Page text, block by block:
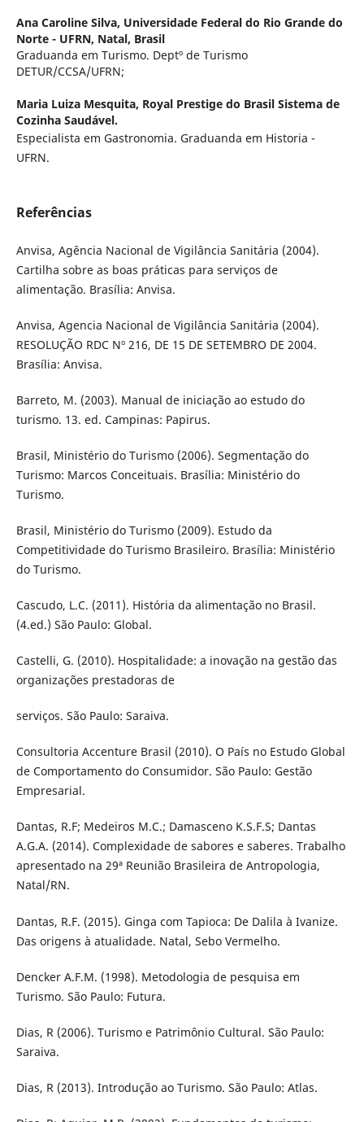
Ana Caroline Silva, Universidade Federal do Rio Grande do
Norte - UFRN, Natal, Brasil
Graduanda em Turismo. Deptº de Turismo
DETUR/CCSA/UFRN;
Maria Luiza Mesquita, Royal Prestige do Brasil Sistema de
Cozinha Saudável.
Especialista em Gastronomia. Graduanda em Historia -
UFRN.
Referências
Anvisa, Agência Nacional de Vigilância Sanitária (2004).
Cartilha sobre as boas práticas para serviços de
alimentação. Brasília: Anvisa.
Anvisa, Agencia Nacional de Vigilância Sanitária (2004).
RESOLUÇÃO RDC Nº 216, DE 15 DE SETEMBRO DE 2004.
Brasília: Anvisa.
Barreto, M. (2003). Manual de iniciação ao estudo do
turismo. 13. ed. Campinas: Papirus.
Brasil, Ministério do Turismo (2006). Segmentação do
Turismo: Marcos Conceituais. Brasília: Ministério do
Turismo.
Brasil, Ministério do Turismo (2009). Estudo da
Competitividade do Turismo Brasileiro. Brasília: Ministério
do Turismo.
Cascudo, L.C. (2011). História da alimentação no Brasil.
(4.ed.) São Paulo: Global.
Castelli, G. (2010). Hospitalidade: a inovação na gestão das
organizações prestadoras de
serviços. São Paulo: Saraiva.
Consultoria Accenture Brasil (2010). O País no Estudo Global
de Comportamento do Consumidor. São Paulo: Gestão
Empresarial.
Dantas, R.F; Medeiros M.C.; Damasceno K.S.F.S; Dantas
A.G.A. (2014). Complexidade de sabores e saberes. Trabalho
apresentado na 29ª Reunião Brasileira de Antropologia,
Natal/RN.
Dantas, R.F. (2015). Ginga com Tapioca: De Dalila à Ivanize.
Das origens à atualidade. Natal, Sebo Vermelho.
Dencker A.F.M. (1998). Metodologia de pesquisa em
Turismo. São Paulo: Futura.
Dias, R (2006). Turismo e Patrimônio Cultural. São Paulo:
Saraiva.
Dias, R (2013). Introdução ao Turismo. São Paulo: Atlas.